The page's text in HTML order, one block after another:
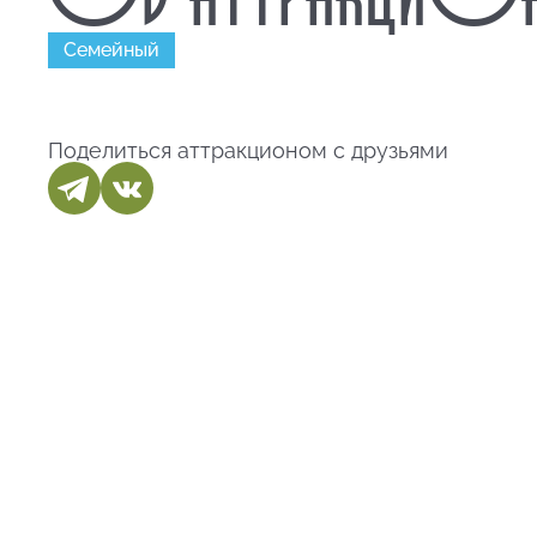
Семейный
Поделиться аттракционом с друзьями